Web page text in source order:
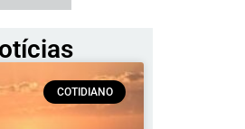
COTIDIANO